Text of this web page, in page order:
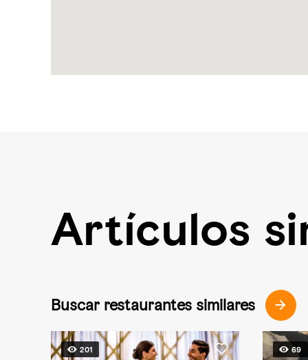
Artículos
Buscar restaurantes similares
201 69